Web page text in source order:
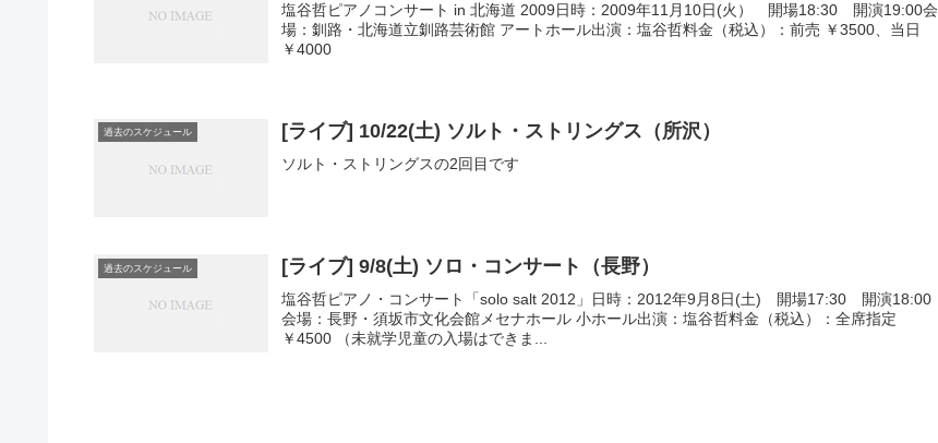
塩谷哲ピアノコンサート in 北海道 2009日時：2009年11月10日(火） 開場18:30 開演19:00会
場：釧路・北海道立釧路芸術館 アートホール出演：塩谷哲料金（税込）：前売 ￥3500、当日
￥4000
過去のスケジュール [ライブ] 10/22(土) ソルト・ストリングス（所沢）
ソルト・ストリングスの2回目です
過去のスケジュール [ライブ] 9/8(土) ソロ・コンサート（長野）
塩谷哲ピアノ・コンサート「solo salt 2012」日時：2012年9月8日(土) 開場17:30 開演18:00
会場：長野・須坂市文化会館メセナホール 小ホール出演：塩谷哲料金（税込）：全席指定
￥4500 （未就学児童の入場はできま...